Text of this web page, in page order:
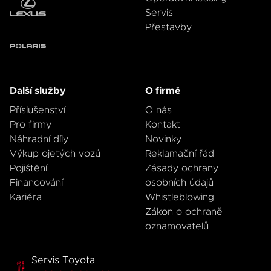
Servis
Přestavby
Další služby
Příslušenství
Pro firmy
Náhradní díly
Výkup ojetých vozů
Pojištění
Financování
Kariéra
O firmě
O nás
Kontakt
Novinky
Reklamační řád
Zásady ochrany
osobních údajů
Whistleblowing
Zákon o ochraně
oznamovatelů
Servis Toyota